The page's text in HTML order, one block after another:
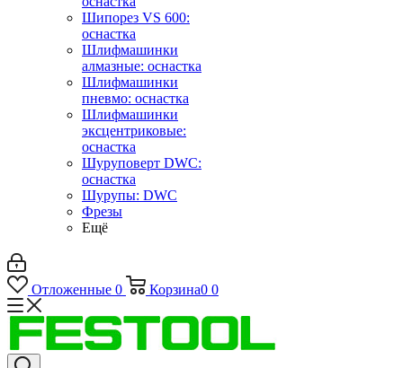
Шипорез VS 600:
оснастка
Шлифмашинки
алмазные: оснастка
Шлифмашинки
пневмо: оснастка
Шлифмашинки
эксцентриковые:
оснастка
Шуруповерт DWC:
оснастка
Шурупы: DWC
Фрезы
Ещё
Отложенные 0 Корзина0 0